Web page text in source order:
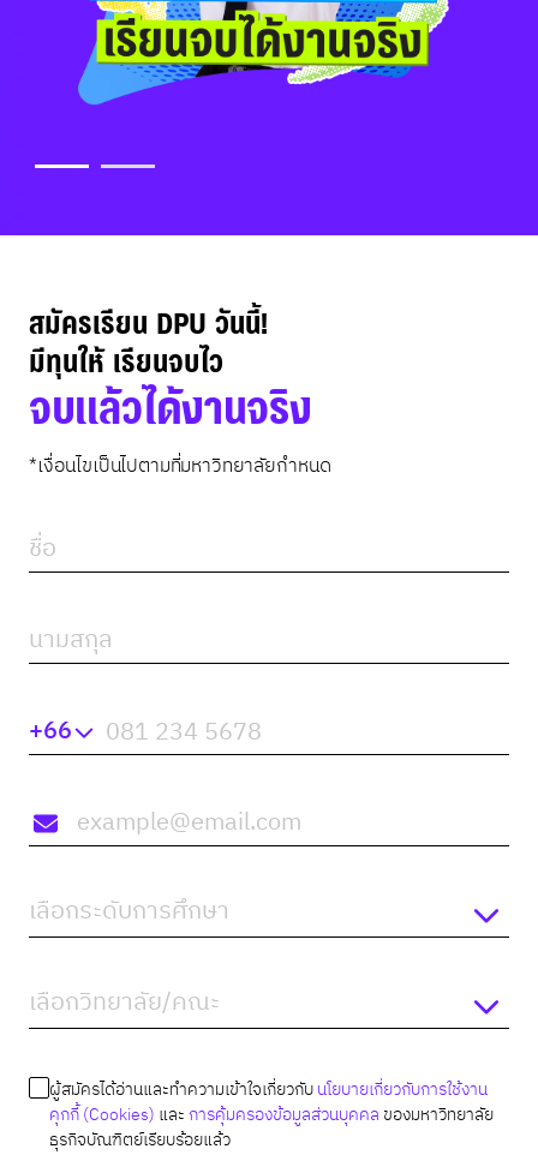
Dek69 สมัครเลยวันนี้
รับทุนการศึกษามูลค่า 10,000*.-
หรือ รับฟรี! iPad
สมัครเรียน DPU วันนี้!
มีทุนให้ เรียนจบไว
จบแล้วได้งานจริง
*เงื่อนไขเป็นไปตามที่มหาวิทยาลัยกำหนด
+66
ผู้สมัครได้อ่านและทำความเข้าใจเกี่ยวกับนโยบายเกี่ยวกับการใช้งาน
คุกกี้ (Cookies) และการคุ้มครองข้อมูลส่วนบุคคล ของมหาวิทยาลัย
ธุรกิจบัณฑิตย์เรียบร้อยแล้ว